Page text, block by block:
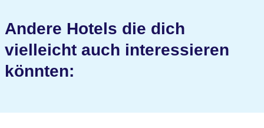
Andere Hotels die dich
vielleicht auch interessieren
könnten: